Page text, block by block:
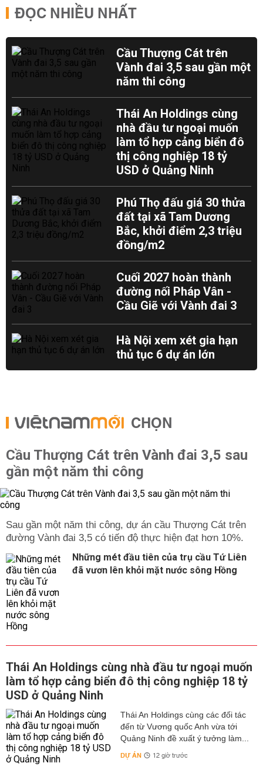
ĐỌC NHIỀU NHẤT
Cầu Thượng Cát trên
Vành đai 3,5 sau gần một
năm thi công
Thái An Holdings cùng
nhà đầu tư ngoại muốn
làm tổ hợp cảng biển đô
thị công nghiệp 18 tỷ
USD ở Quảng Ninh
Phú Thọ đấu giá 30 thửa
đất tại xã Tam Dương
Bắc, khởi điểm 2,3 triệu
đồng/m2
Cuối 2027 hoàn thành
đường nối Pháp Vân -
Cầu Giẽ với Vành đai 3
Hà Nội xem xét gia hạn
thủ tục 6 dự án lớn
CHỌN
Cầu Thượng Cát trên Vành đai 3,5 sau
gần một năm thi công
Sau gần một năm thi công, dự án cầu Thượng Cát trên
đường Vành đai 3,5 có tiến độ thực hiện đạt hơn 10%.
Những mét đầu tiên của trụ cầu Tứ Liên
đã vươn lên khỏi mặt nước sông Hồng
Thái An Holdings cùng nhà đầu tư ngoại muốn
làm tổ hợp cảng biển đô thị công nghiệp 18 tỷ
USD ở Quảng Ninh
Thái An Holdings cùng các đối tác
đến từ Vương quốc Anh vừa tới
Quảng Ninh đề xuất ý tưởng làm...
DỰ ÁN 12 giờ trước